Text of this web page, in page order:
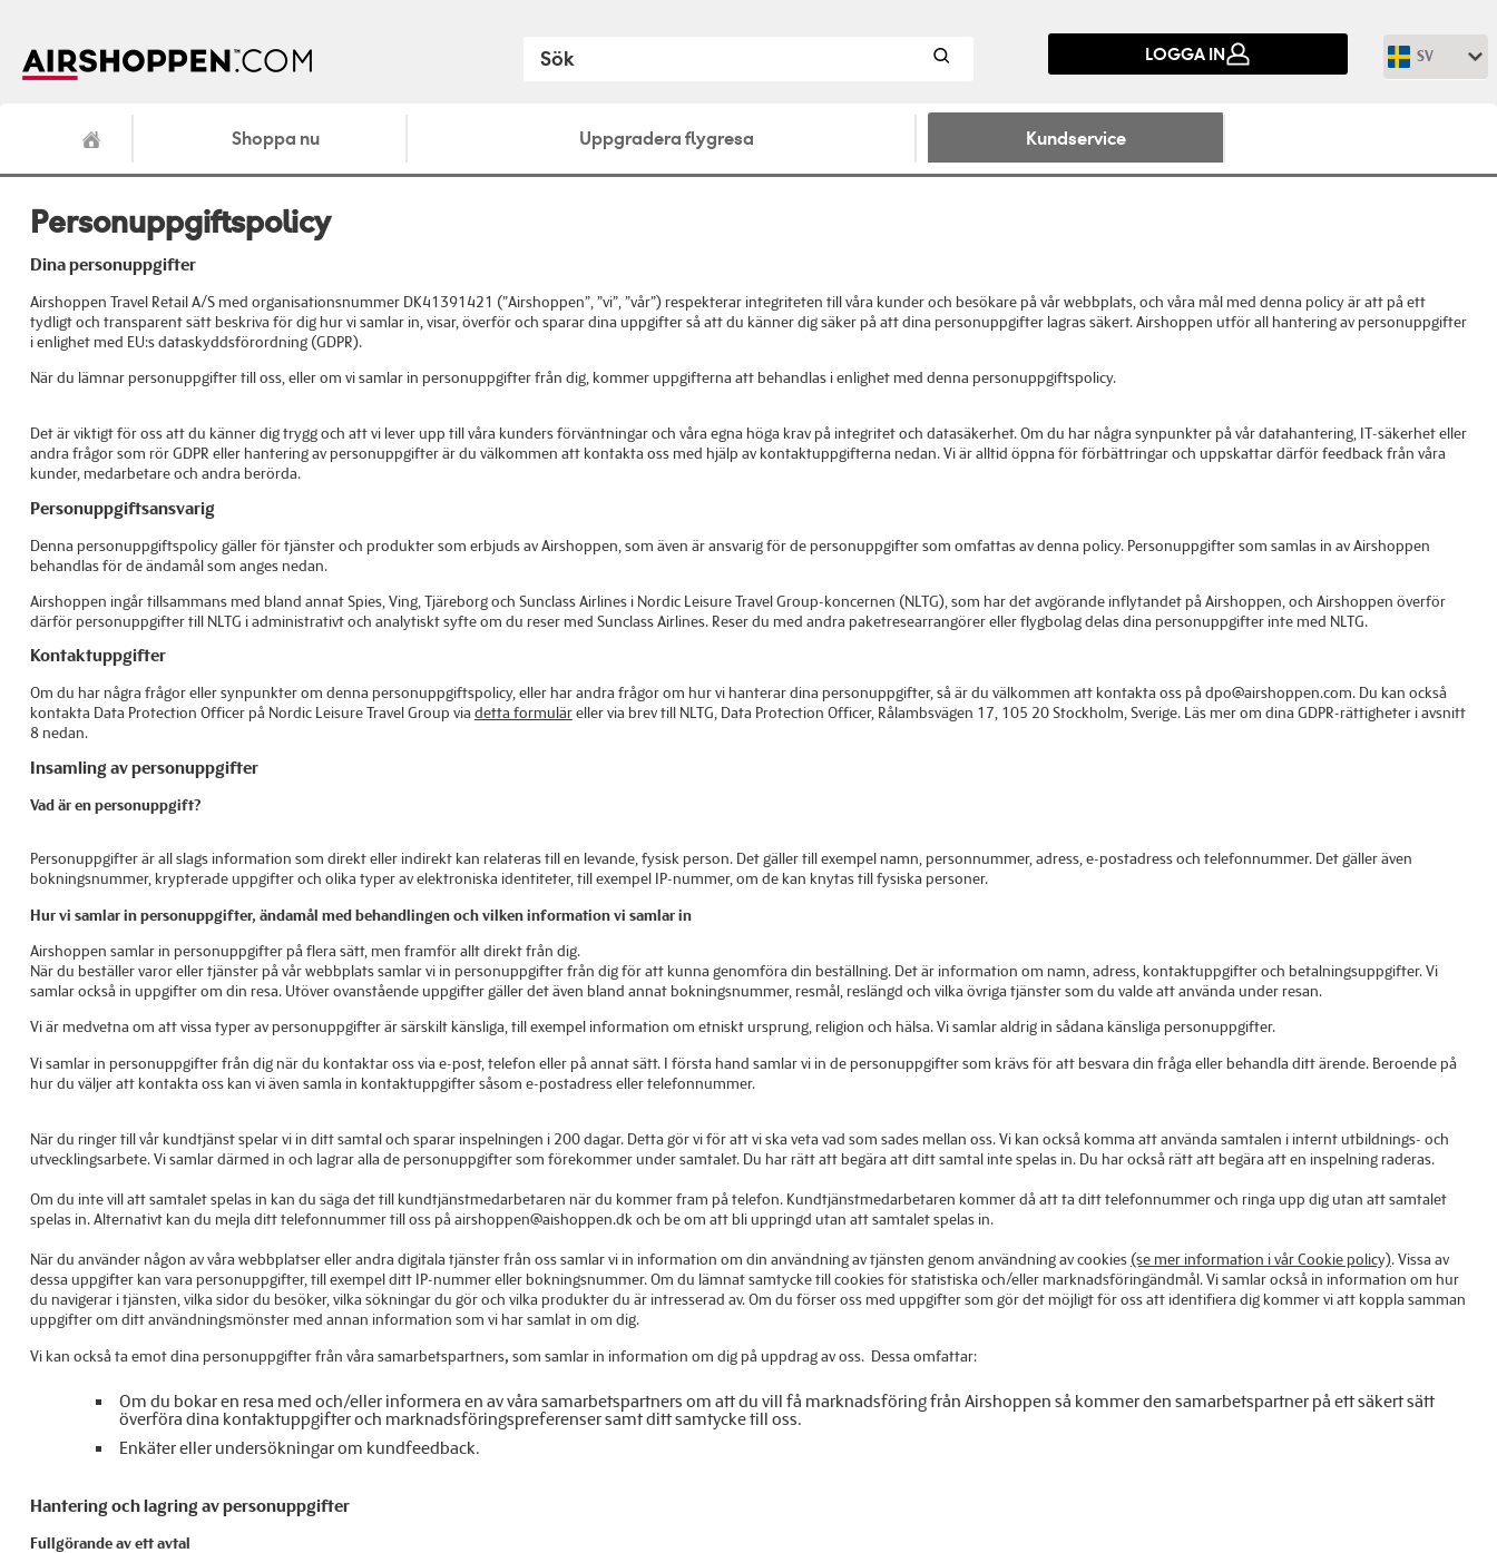
LOGGA IN SV
Shoppa nu Uppgradera flygresa Kundservice
Personuppgiftspolicy
Dina personuppgifter
Airshoppen Travel Retail A/S med organisationsnummer DK41391421 (”Airshoppen”, ”vi”, ”vår”) respekterar integriteten till våra kunder och besökare på vår webbplats, och våra mål med denna policy är att på ett
tydligt och transparent sätt beskriva för dig hur vi samlar in, visar, överför och sparar dina uppgifter så att du känner dig säker på att dina personuppgifter lagras säkert. Airshoppen utför all hantering av personuppgifter
i enlighet med EU:s dataskyddsförordning (GDPR).
När du lämnar personuppgifter till oss, eller om vi samlar in personuppgifter från dig, kommer uppgifterna att behandlas i enlighet med denna personuppgiftspolicy.
Det är viktigt för oss att du känner dig trygg och att vi lever upp till våra kunders förväntningar och våra egna höga krav på integritet och datasäkerhet. Om du har några synpunkter på vår datahantering, IT-säkerhet eller
andra frågor som rör GDPR eller hantering av personuppgifter är du välkommen att kontakta oss med hjälp av kontaktuppgifterna nedan. Vi är alltid öppna för förbättringar och uppskattar därför feedback från våra
kunder, medarbetare och andra berörda.
Personuppgiftsansvarig
Denna personuppgiftspolicy gäller för tjänster och produkter som erbjuds av Airshoppen, som även är ansvarig för de personuppgifter som omfattas av denna policy. Personuppgifter som samlas in av Airshoppen
behandlas för de ändamål som anges nedan.
Airshoppen ingår tillsammans med bland annat Spies, Ving, Tjäreborg och Sunclass Airlines i Nordic Leisure Travel Group-koncernen (NLTG), som har det avgörande inflytandet på Airshoppen, och Airshoppen överför
därför personuppgifter till NLTG i administrativt och analytiskt syfte om du reser med Sunclass Airlines. Reser du med andra paketresearrangörer eller flygbolag delas dina personuppgifter inte med NLTG.
Kontaktuppgifter
Om du har några frågor eller synpunkter om denna personuppgiftspolicy, eller har andra frågor om hur vi hanterar dina personuppgifter, så är du välkommen att kontakta oss på dpo@airshoppen.com. Du kan också
kontakta Data Protection Officer på Nordic Leisure Travel Group viadetta formuläreller via brev till NLTG, Data Protection Officer, Rålambsvägen 17, 105 20 Stockholm, Sverige. Läs mer om dina GDPR-rättigheter i avsnitt
8 nedan.
Insamling av personuppgifter
Vad är en personuppgift?
Personuppgifter är all slags information som direkt eller indirekt kan relateras till en levande, fysisk person. Det gäller till exempel namn, personnummer, adress, e-postadress och telefonnummer. Det gäller även
bokningsnummer, krypterade uppgifter och olika typer av elektroniska identiteter, till exempel IP-nummer, om de kan knytas till fysiska personer.
Hur vi samlar in personuppgifter, ändamål med behandlingen och vilken information vi samlar in
Airshoppen samlar in personuppgifter på flera sätt, men framför allt direkt från dig.
När du beställer varor eller tjänster på vår webbplats samlar vi in personuppgifter från dig för att kunna genomföra din beställning. Det är information om namn, adress, kontaktuppgifter och betalningsuppgifter. Vi
samlar också in uppgifter om din resa. Utöver ovanstående uppgifter gäller det även bland annat bokningsnummer, resmål, reslängd och vilka övriga tjänster som du valde att använda under resan.
Vi är medvetna om att vissa typer av personuppgifter är särskilt känsliga, till exempel information om etniskt ursprung, religion och hälsa. Vi samlar aldrig in sådana känsliga personuppgifter.
Vi samlar in personuppgifter från dig när du kontaktar oss via e-post, telefon eller på annat sätt. I första hand samlar vi in de personuppgifter som krävs för att besvara din fråga eller behandla ditt ärende. Beroende på
hur du väljer att kontakta oss kan vi även samla in kontaktuppgifter såsom e-postadress eller telefonnummer.
När du ringer till vår kundtjänst spelar vi in ditt samtal och sparar inspelningen i 200 dagar. Detta gör vi för att vi ska veta vad som sades mellan oss. Vi kan också komma att använda samtalen i internt utbildnings- och
utvecklingsarbete. Vi samlar därmed in och lagrar alla de personuppgifter som förekommer under samtalet. Du har rätt att begära att ditt samtal inte spelas in. Du har också rätt att begära att en inspelning raderas.
Om du inte vill att samtalet spelas in kan du säga det till kundtjänstmedarbetaren när du kommer fram på telefon. Kundtjänstmedarbetaren kommer då att ta ditt telefonnummer och ringa upp dig utan att samtalet
spelas in. Alternativt kan du mejla ditt telefonnummer till oss på airshoppen@aishoppen.dk och be om att bli uppringd utan att samtalet spelas in.
När du använder någon av våra webbplatser eller andra digitala tjänster från oss samlar vi in information om din användning av tjänsten genom användning av cookies (se mer information i vår Cookie policy). Vissa av
dessa uppgifter kan vara personuppgifter, till exempel ditt IP-nummer eller bokningsnummer. Om du lämnat samtycke till cookies för statistiska och/eller marknadsföringändmål. Vi samlar också in information om hur
du navigerar i tjänsten, vilka sidor du besöker, vilka sökningar du gör och vilka produkter du är intresserad av. Om du förser oss med uppgifter som gör det möjligt för oss att identifiera dig kommer vi att koppla samman
uppgifter om ditt användningsmönster med annan information som vi har samlat in om dig.
Vi kan också ta emot dina personuppgifter från våra samarbetspartners, som samlar in information om dig på uppdrag av oss. Dessa omfattar:
Om du bokar en resa med och/eller informera en av våra samarbetspartners om att du vill få marknadsföring från Airshoppen så kommer den samarbetspartner på ett säkert sätt
överföra dina kontaktuppgifter och marknadsföringspreferenser samt ditt samtycke till oss.
Enkäter eller undersökningar om kundfeedback.
Hantering och lagring av personuppgifter
Fullgörande av ett avtal